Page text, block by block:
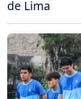
de Lima